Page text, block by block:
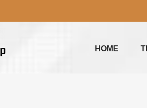
HOME